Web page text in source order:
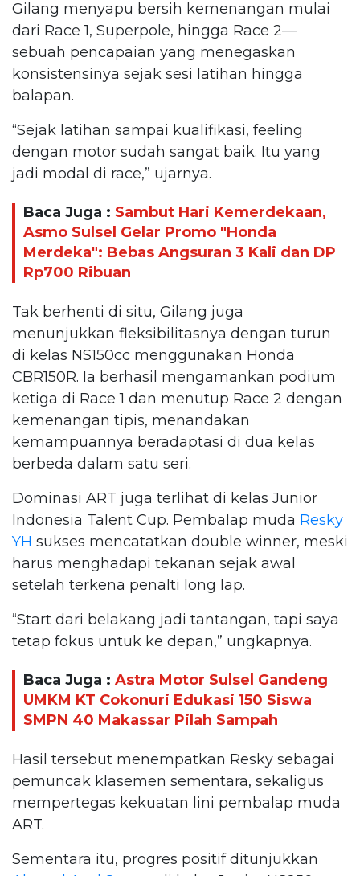
Gilang menyapu bersih kemenangan mulai
dari Race 1, Superpole, hingga Race 2—
sebuah pencapaian yang menegaskan
konsistensinya sejak sesi latihan hingga
balapan.
“Sejak latihan sampai kualifikasi, feeling
dengan motor sudah sangat baik. Itu yang
jadi modal di race,” ujarnya.
Baca Juga : Sambut Hari Kemerdekaan,
Asmo Sulsel Gelar Promo "Honda
Merdeka": Bebas Angsuran 3 Kali dan DP
Rp700 Ribuan
Tak berhenti di situ, Gilang juga
menunjukkan fleksibilitasnya dengan turun
di kelas NS150cc menggunakan Honda
CBR150R. Ia berhasil mengamankan podium
ketiga di Race 1 dan menutup Race 2 dengan
kemenangan tipis, menandakan
kemampuannya beradaptasi di dua kelas
berbeda dalam satu seri.
Dominasi ART juga terlihat di kelas Junior
Indonesia Talent Cup. Pembalap muda Resky
YH sukses mencatatkan double winner, meski
harus menghadapi tekanan sejak awal
setelah terkena penalti long lap.
“Start dari belakang jadi tantangan, tapi saya
tetap fokus untuk ke depan,” ungkapnya.
Baca Juga : Astra Motor Sulsel Gandeng
UMKM KT Cokonuri Edukasi 150 Siswa
SMPN 40 Makassar Pilah Sampah
Hasil tersebut menempatkan Resky sebagai
pemuncak klasemen sementara, sekaligus
mempertegas kekuatan lini pembalap muda
ART.
Sementara itu, progres positif ditunjukkan